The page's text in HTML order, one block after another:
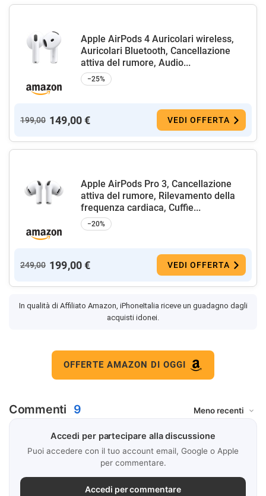
Apple AirPods 4 Auricolari wireless,
Auricolari Bluetooth, Cancellazione
attiva del rumore, Audio...
−25%
199,00 149,00 € VEDI OFFERTA
Apple AirPods Pro 3, Cancellazione
attiva del rumore, Rilevamento della
frequenza cardiaca, Cuffie...
−20%
249,00 199,00 € VEDI OFFERTA
In qualità di Affiliato Amazon, iPhoneItalia riceve un guadagno dagli
acquisti idonei.
OFFERTE AMAZON DI OGGI
Commenti 9
Accedi per partecipare alla discussione
Puoi accedere con il tuo account email, Google o Apple
per commentare.
Accedi per commentare